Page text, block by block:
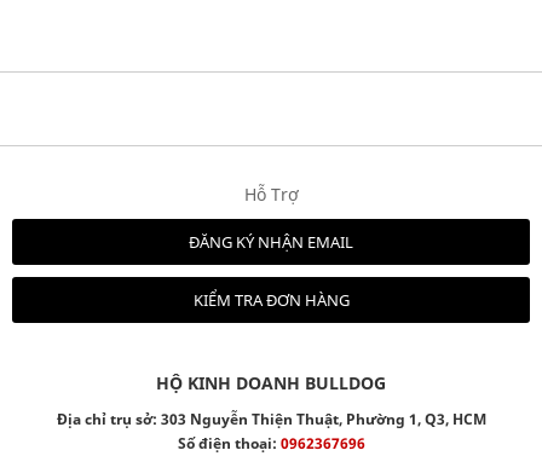
Hỗ Trợ
ĐĂNG KÝ NHẬN EMAIL
KIỂM TRA ĐƠN HÀNG
HỘ KINH DOANH BULLDOG
Địa chỉ trụ sở: 303 Nguyễn Thiện Thuật, Phường 1, Q3, HCM
Số điện thoại: 0962367696